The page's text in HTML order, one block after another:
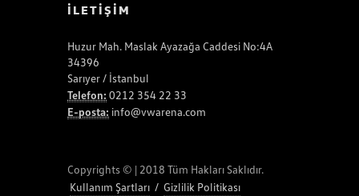
İLETİŞİM
Huzur Mah. Maslak Ayazağa Caddesi No:4A
34396
Sarıyer / İstanbul
Telefon: 0212 354 22 33
E-posta: info@vwarena.com
Copyrights © | 2018 Tüm Hakları Saklıdır.
Kullanım Şartları / Gizlilik Politikası